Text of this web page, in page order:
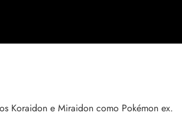
Koraidon e Miraidon como Pokémon ex.